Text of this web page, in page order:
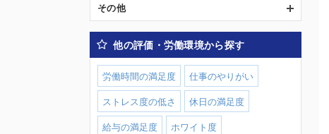
その他
他の評価・労働環境から探す
労働時間の満足度
仕事のやりがい
ストレス度の低さ
休日の満足度
給与の満足度
ホワイト度